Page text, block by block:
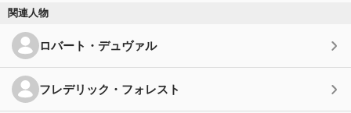
関連人物
ロバート・デュヴァル
フレデリック・フォレスト